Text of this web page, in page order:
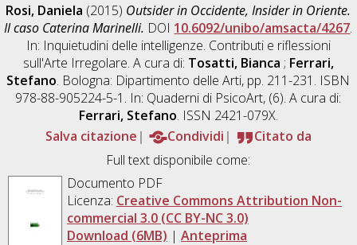
Rosi, Daniela (2015) Outsider in Occidente, Insider in Oriente.
Il caso Caterina Marinelli. DOI 10.6092/unibo/amsacta/4267.
In: Inquietudini delle intelligenze. Contributi e riflessioni
sull'Arte Irregolare. A cura di: Tosatti, Bianca ; Ferrari,
Stefano. Bologna: Dipartimento delle Arti, pp. 211-231. ISBN
978-88-905224-5-1. In: Quaderni di PsicoArt, (6). A cura di:
Ferrari, Stefano. ISSN 2421-079X.
Salva citazione
Condividi
Citato da
Full text disponibile come:
Documento PDF
Licenza: Creative Commons Attribution Non-
commercial 3.0 (CC BY-NC 3.0)
Download (6MB) | Anteprima